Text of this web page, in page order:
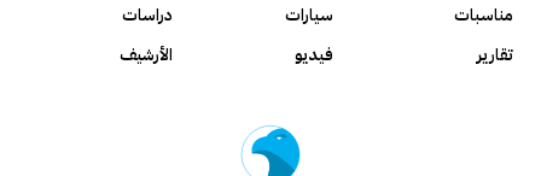
مناسبات
سيارات
دراسات
تقارير
فيديو الأرشيف